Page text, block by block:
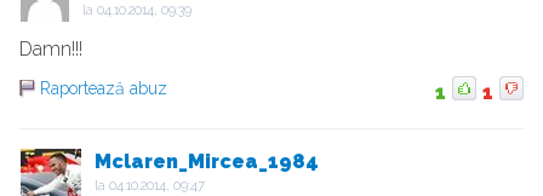
la 04.10.2014, 09:39
Damn!!!
Raportează abuz 1 1
Mclaren_Mircea_1984
la 04.10.2014, 09:47